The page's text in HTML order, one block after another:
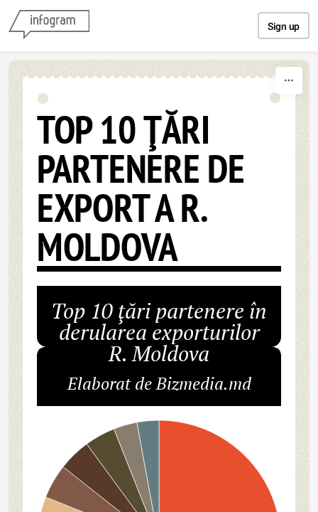
Sign up
TOP 10 ŢĂRI
PARTENERE DE
EXPORT A R.
MOLDOVA
Top 10 ţări partenere în
derularea exporturilor
R. Moldova
Elaborat de Bizmedia.md